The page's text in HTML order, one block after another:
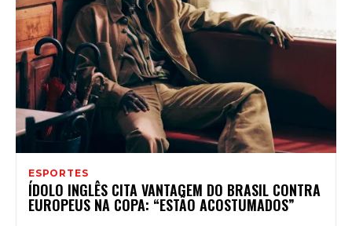
ESPORTES
ÍDOLO INGLÊS CITA VANTAGEM DO BRASIL CONTRA
EUROPEUS NA COPA: “ESTÃO ACOSTUMADOS”